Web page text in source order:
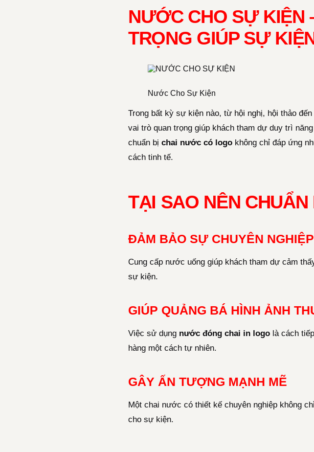
NƯỚC CHO SỰ KIỆN
TRỌNG GIÚP SỰ
Nước Cho Sự Kiện
Trong bất kỳ sự kiện nào, từ hội nghị, hội thảo
vai trò quan trọng giúp khách tham dự duy trì
chuẩn bị chai nước có logo không chỉ đáp ứng
cách tinh tế.
TẠI SAO NÊN
ĐẢM BẢO SỰ CHUYÊN NGHIỆP
Cung cấp nước uống giúp khách tham dự cảm
sự kiện.
GIÚP QUẢNG BÁ HÌNH ẢNH
Việc sử dụng nước đóng chai in logo là cách
hàng một cách tự nhiên.
GÂY ẤN TƯỢNG MẠNH MẼ
Một chai nước có thiết kế chuyên nghiệp không
cho sự kiện.